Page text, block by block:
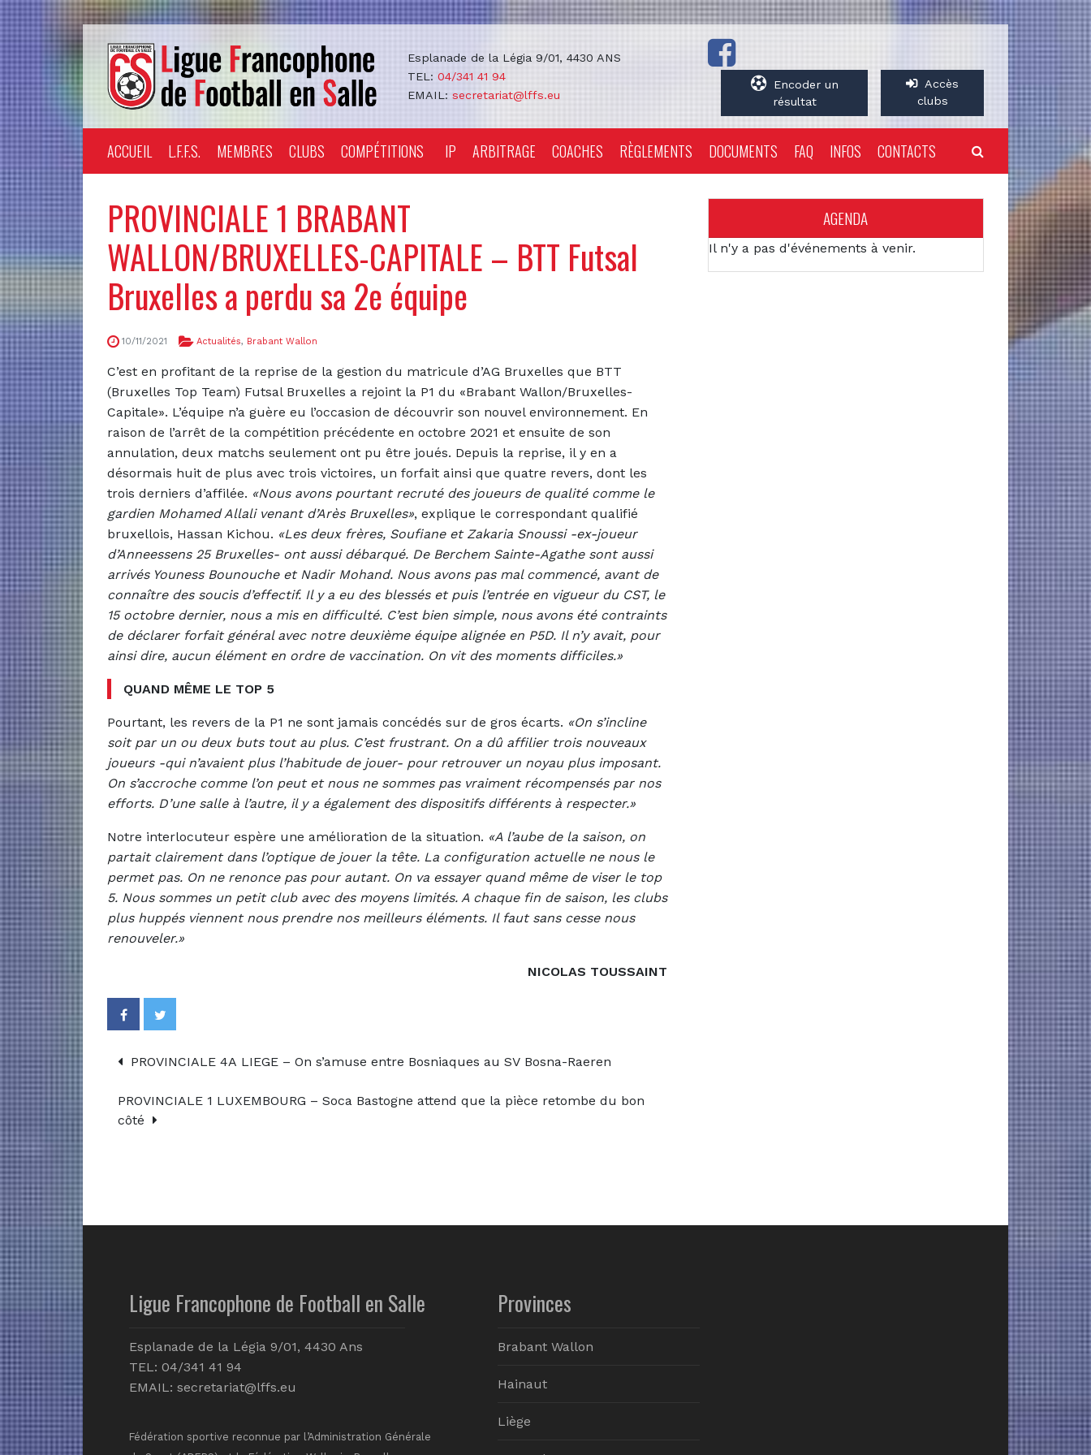
Esplanade de la Légia 9/01, 4430 ANS
TEL: 04/341 41 94
EMAIL: secretariat@lffs.eu
Encoder un
résultat
Accès
clubs
ACCUEIL L.F.F.S. MEMBRES CLUBS COMPÉTITIONS IP ARBITRAGE COACHES RÈGLEMENTS DOCUMENTS FAQ INFOS CONTACTS
PROVINCIALE 1 BRABANT
WALLON/BRUXELLES-CAPITALE – BTT Futsal
Bruxelles a perdu sa 2e équipe
10/11/2021 Actualités, Brabant Wallon
C’est en profitant de la reprise de la gestion du matricule d’AG Bruxelles que BTT
(Bruxelles Top Team) Futsal Bruxelles a rejoint la P1 du «Brabant Wallon/Bruxelles-
Capitale». L’équipe n’a guère eu l’occasion de découvrir son nouvel environnement. En
raison de l’arrêt de la compétition précédente en octobre 2021 et ensuite de son
annulation, deux matchs seulement ont pu être joués. Depuis la reprise, il y en a
désormais huit de plus avec trois victoires, un forfait ainsi que quatre revers, dont les
trois derniers d’affilée. «Nous avons pourtant recruté des joueurs de qualité comme le
gardien Mohamed Allali venant d’Arès Bruxelles», explique le correspondant qualifié
bruxellois, Hassan Kichou. «Les deux frères, Soufiane et Zakaria Snoussi -ex-joueur
d’Anneessens 25 Bruxelles- ont aussi débarqué. De Berchem Sainte-Agathe sont aussi
arrivés Youness Bounouche et Nadir Mohand. Nous avons pas mal commencé, avant de
connaître des soucis d’effectif. Il y a eu des blessés et puis l’entrée en vigueur du CST, le
15 octobre dernier, nous a mis en difficulté. C’est bien simple, nous avons été contraints
de déclarer forfait général avec notre deuxième équipe alignée en P5D. Il n’y avait, pour
ainsi dire, aucun élément en ordre de vaccination. On vit des moments difficiles.»
QUAND MÊME LE TOP 5
Pourtant, les revers de la P1 ne sont jamais concédés sur de gros écarts. «On s’incline
soit par un ou deux buts tout au plus. C’est frustrant. On a dû affilier trois nouveaux
joueurs -qui n’avaient plus l’habitude de jouer- pour retrouver un noyau plus imposant.
On s’accroche comme l’on peut et nous ne sommes pas vraiment récompensés par nos
efforts. D’une salle à l’autre, il y a également des dispositifs différents à respecter.»
Notre interlocuteur espère une amélioration de la situation. «A l’aube de la saison, on
partait clairement dans l’optique de jouer la tête. La configuration actuelle ne nous le
permet pas. On ne renonce pas pour autant. On va essayer quand même de viser le top
5. Nous sommes un petit club avec des moyens limités. A chaque fin de saison, les clubs
plus huppés viennent nous prendre nos meilleurs éléments. Il faut sans cesse nous
renouveler.»
NICOLAS TOUSSAINT
PROVINCIALE 4A LIEGE – On s’amuse entre Bosniaques au SV Bosna-Raeren
PROVINCIALE 1 LUXEMBOURG – Soca Bastogne attend que la pièce retombe du bon
côté
AGENDA
Il n'y a pas d'événements à venir.
Ligue Francophone de Football en Salle
Esplanade de la Légia 9/01, 4430 Ans
TEL: 04/341 41 94
EMAIL: secretariat@lffs.eu
Fédération sportive reconnue par l’Administration Générale
Provinces
Brabant Wallon
Hainaut
Liège